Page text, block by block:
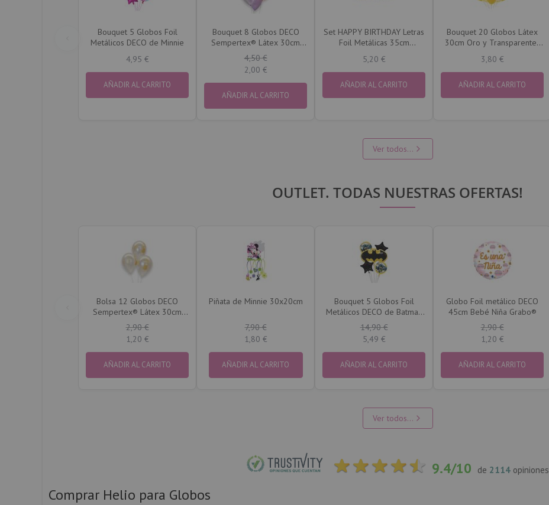
Bouquet 5 Globos Foil
Metálicos DECO de Minnie
4,95 €
AÑADIR AL CARRITO
Bouquet 8 Globos DECO
Sempertex® Látex 30cm
Feliz Cumpleaños
4,50 €
2,00 €
AÑADIR AL CARRITO
Set HAPPY BIRTHDAY Letras
Foil Metálicas 35cm
5,20 €
AÑADIR AL CARRITO
Bouquet 20 Globos Látex
30cm Oro y Transparentes
3,80 €
AÑADIR AL CARRITO
Ver todos...
OUTLET. TODAS NUESTRAS OFERTAS!
Bolsa 12 Globos DECO
Sempertex® Látex 30cm
Blancos Mi Primera
Comunión en Dorado
2,90 €
1,20 €
AÑADIR AL CARRITO
Piñata de Minnie 30x20cm
7,90 €
1,80 €
AÑADIR AL CARRITO
Bouquet 5 Globos Foil
Metálicos DECO de Batman
de Anagram®
14,90 €
5,49 €
AÑADIR AL CARRITO
Globo Foil metálico DECO
45cm Bebé Niña Grabo®
2,90 €
1,20 €
AÑADIR AL CARRITO
Ver todos...
9.4/10 de 2114 opiniones
Comprar Helio para Globos